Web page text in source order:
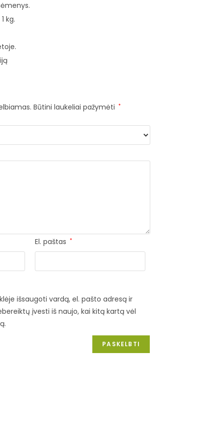
kg.
Būtini laukeliai pažymėti *
El. paštas *
išsaugoti vardą, el. pašto adresą ir
įvesti iš naujo, kai kitą kartą vėl